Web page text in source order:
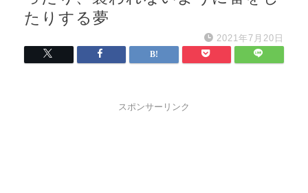
たりする夢
2021年7月20日
スポンサーリンク